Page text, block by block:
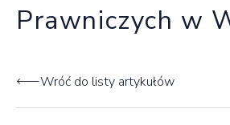
Prawniczych w
Wróć do listy artykułów